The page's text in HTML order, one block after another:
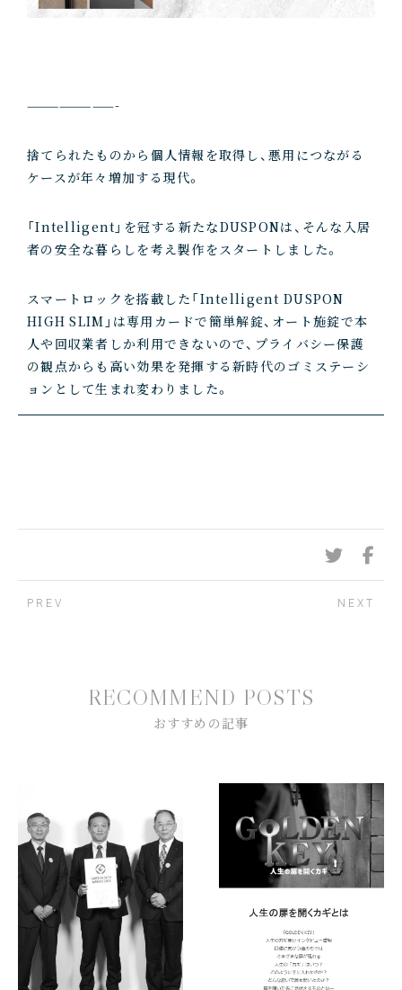
————————-
捨てられたものから個人情報を取得し、悪用につながる
ケースが年々増加する現代。
「Intelligent」を冠する新たなDUSPONは、そんな入居
者の安全な暮らしを考え製作をスタートしました。
スマートロックを搭載した「Intelligent DUSPON
HIGH SLIM」は専用カードで簡単解錠、オート施錠で本
人や回収業者しか利用できないので、プライバシー保護
の観点からも高い効果を発揮する新時代のゴミステーシ
ョンとして生まれ変わりました。
PREV NEXT
RECOMMEND POSTS
おすすめ の 記事